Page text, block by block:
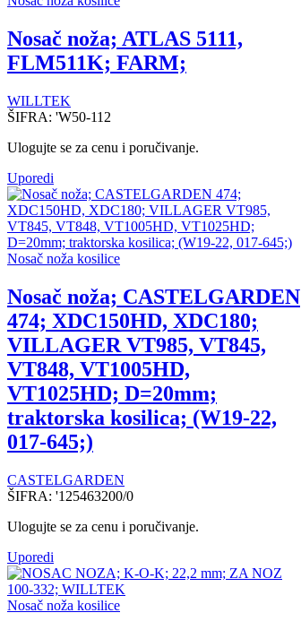
Nosač noža; ATLAS 5111,
FLM511K; FARM;
WILLTEK
ŠIFRA: 'W50-112
Ulogujte se za cenu i poručivanje.
Uporedi
Nosač noža kosilice
Nosač noža; CASTELGARDEN
474; XDC150HD, XDC180;
VILLAGER VT985, VT845,
VT848, VT1005HD,
VT1025HD; D=20mm;
traktorska kosilica; (W19-22,
017-645;)
CASTELGARDEN
ŠIFRA: '125463200/0
Ulogujte se za cenu i poručivanje.
Uporedi
Nosač noža kosilice